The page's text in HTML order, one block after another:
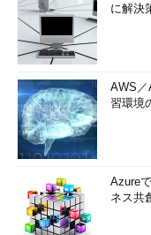
に解決
AWS
習環境
Azure
ネス共